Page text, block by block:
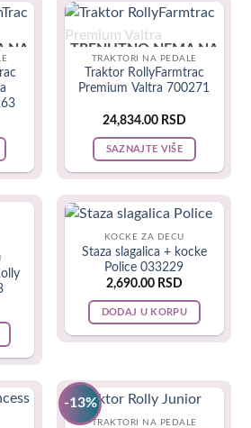
nezaobilazna vrsta dečije
i šarenim igračkama na luku i
su da ih beba vuče, uvrće i
ova igračka je apsolutno prošla test
sve troje su koristili ovu podlogu.
i do dan danas je ostalo
karakteriše i raznovrsnost
i ogledalce koji se mogu
i dirke koje se mogu pritisnuti.
za ležeći ili sedeći položaj
igračke je od posebne važnosti. 10
različitih pesama ulepšaće svaku
NA
TRENUTNO NEMA NA
LAGERU
TRAKTORI NA PEDALE
Traktor RollyFarmtrac
Premium Valtra 700271
24,834.00 RSD
SAZNAJTE VIŠE
KOCKE ZA DECU
Staza slagalica + kocke
Police 033229
2,690.00 RSD
DODAJ U KORPU
-13%
TRAKTORI NA PEDALE